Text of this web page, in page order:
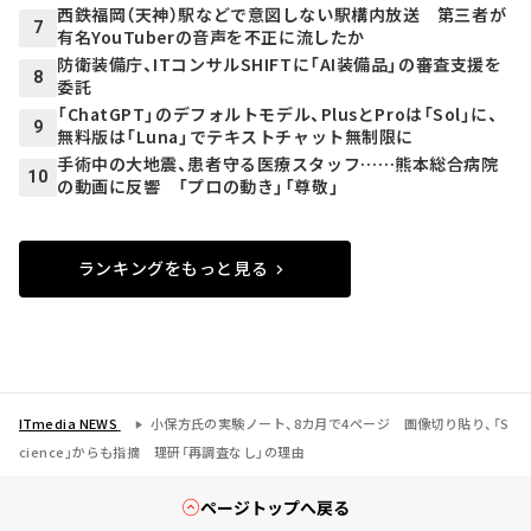
7
西鉄福岡（天神）駅などで意図しない駅構内放送 第三者が
有名YouTuberの音声を不正に流したか
8
防衛装備庁、ITコンサルSHIFTに「AI装備品」の審査支援を
委託
9
「ChatGPT」のデフォルトモデル、PlusとProは「Sol」に、
無料版は「Luna」でテキストチャット無制限に
10
手術中の大地震、患者守る医療スタッフ……熊本総合病院
の動画に反響 「プロの動き」「尊敬」
ランキングをもっと見る
ITmedia NEWS
小保方氏の実験ノート、8カ月で4ページ 画像切り貼り、「S
cience」からも指摘 理研「再調査なし」の理由
ページトップへ戻る